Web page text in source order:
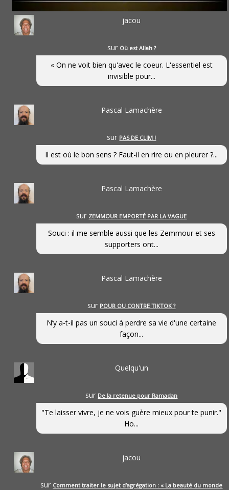
jacou
sur Où est Allah ?
« On ne voit bien qu'avec le coeur. L'essentiel est
invisible pour...
Pascal Lamachère
sur PAS DE CLIM !
Il est où le bon sens ? Faut-il en rire ou en pleurer ?...
Pascal Lamachère
sur ZEMMOUR EMPORTÉ PAR LA VAGUE
Souci : il me semble aussi que les Zemmour et ses
supporters ont...
Pascal Lamachère
sur POUR OU CONTRE TIKTOK ?
N’y a-t-il pas un souci à perdre sa vie d'une certaine
façon...
Quelqu'un
sur De la retenue pour Ramadan
"Te laisser vivre, je ne vois guère mieux pour te punir."
Ho...
jacou
sur Comment traiter le sujet d’agrégation : « La beauté du monde